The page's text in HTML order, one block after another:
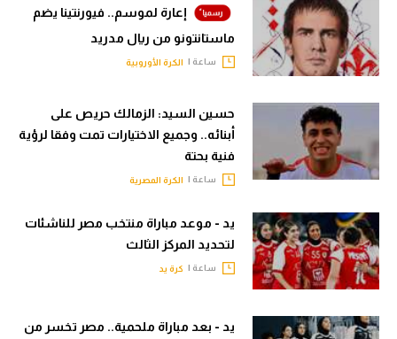
إعارة لموسم.. فيورنتينا يضم
ماستانتونو من ريال مدريد
ساعة | الكرة الأوروبية
حسين السيد: الزمالك حريص على
أبنائه.. وجميع الاختيارات تمت وفقا لرؤية
فنية بحتة
ساعة | الكرة المصرية
يد - موعد مباراة منتخب مصر للناشئات
لتحديد المركز الثالث
ساعة | كرة يد
يد - بعد مباراة ملحمية.. مصر تخسر من